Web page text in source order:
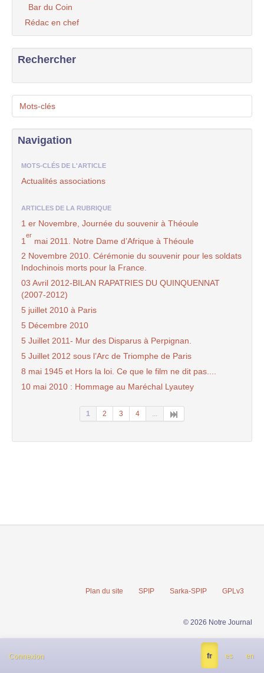
Bar du Coin
Rédac en chef
Rechercher
Mots-clés
Navigation
MOTS-CLÉS DE L'ARTICLE
Actualités associations
ARTICLES DE LA RUBRIQUE
1 er Novembre, Journée du souvenir à Théoule
1
er
mai 2011. Notre Dame d’Afrique à Théoule
2 Novembre 2010. Cérémonie du souvenir pour les soldats
Indochinois morts pour la France.
03 Avril 2012-BILAN RAPATRIES DU QUINQUENNAT
(2007-2012)
5 juillet 2010 à Paris
5 Décembre 2010
5 Juillet 2011- Mur des Disparus à Perpignan.
5 Juillet 2012 sous l’Arc de Triomphe de Paris
8 mai 1945 et Hors la loi. Ce que le film ne dit pas....
10 mai 2010 : Hommage au Maréchal Lyautey
1 2 3 4 ...
Plan du site SPIP Sarka-SPIP GPLv3
© 2026 Notre Journal
Connexion fr es en